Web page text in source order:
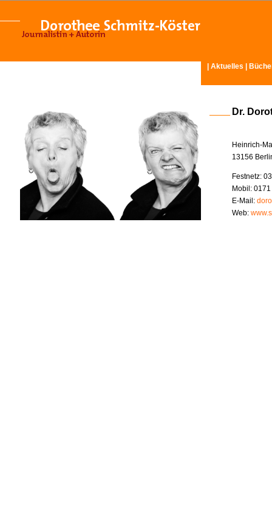
Aktuelles
Dr.
Heinrich-
13156
Festnetz:
Mobil:
E-Mail:
Web: